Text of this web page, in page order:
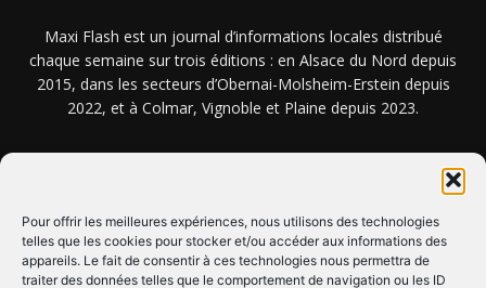
Pour offrir les meilleures expériences, nous utilisons des technologies
telles que les cookies pour stocker et/ou accéder aux informations des
appareils. Le fait de consentir à ces technologies nous permettra de
traiter des données telles que le comportement de navigation ou les ID
Maxi Flash est un journal d’informations locales distribué
chaque semaine sur trois éditions : en Alsace du Nord depuis
2015, dans les secteurs d’Obernai-Molsheim-Erstein depuis
2022, et à Colmar, Vignoble et Plaine depuis 2023.
CLIQUEZ ICI !